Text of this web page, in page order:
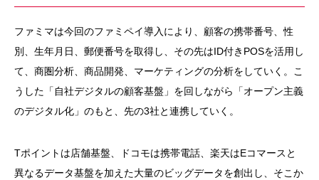
ファミマは今回のファミペイ導入により、顧客の携帯番号、性
別、生年月日、郵便番号を取得し、その先はID付きPOSを活用し
て、商圏分析、商品開発、マーケティングの分析をしていく。こ
うした「自社デジタルの顧客基盤」を回しながら「オープン主義
のデジタル化」のもと、先の3社と連携していく。
Tポイントは店舗基盤、ドコモは携帯電話、楽天はEコマースと
異なるデータ基盤を加えた大量のビッグデータを創出し、そこか